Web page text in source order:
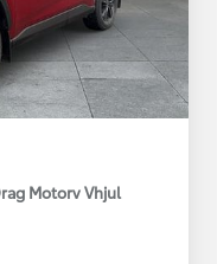
Motorv Vhjul